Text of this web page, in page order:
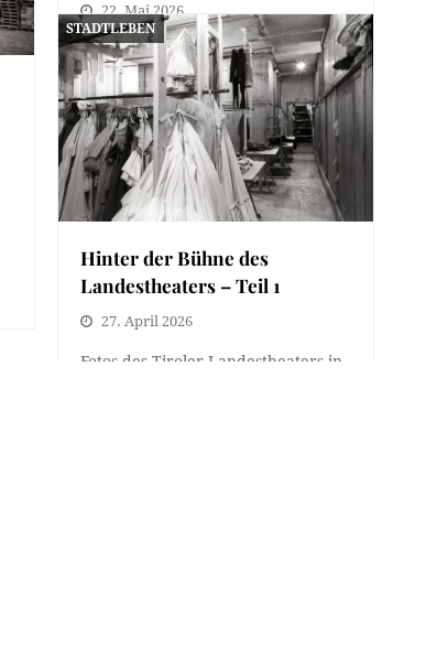
22. Mai 2026
Heute folgt der zweite Teil über die
Sprengung des Andreas Hofer
Denkmals am 1. Oktober…
STADTLEBEN
Hinter der Bühne des
Landestheaters – Teil 1
27. April 2026
Fotos des Tiroler Landestheaters in